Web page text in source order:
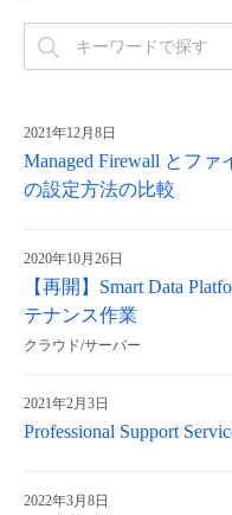
2021年12月8日
Managed Firewall とフ
の設定方法の比較
2020年10月26日
【再開】Smart Data
テナンス作業
クラウド/サーバー
2021年2月3日
Professional Support
2022年3月8日